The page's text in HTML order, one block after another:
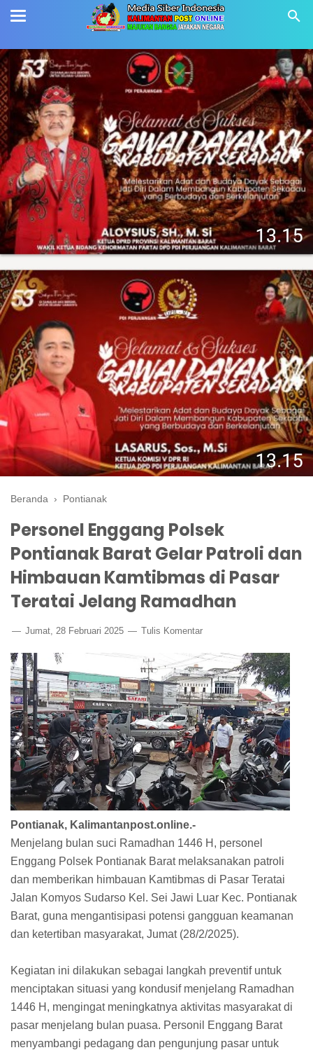
Beranda › Pontianak
Personel Enggang Polsek
Pontianak Barat Gelar Patroli dan
Himbauan Kamtibmas di Pasar
Teratai Jelang Ramadhan
Jumat, 28 Februari 2025 Tulis Komentar
Pontianak, Kalimantanpost.online.-
Menjelang bulan suci Ramadhan 1446 H, personel
Enggang Polsek Pontianak Barat melaksanakan patroli
dan memberikan himbauan Kamtibmas di Pasar Teratai
Jalan Komyos Sudarso Kel. Sei Jawi Luar Kec. Pontianak
Barat, guna mengantisipasi potensi gangguan keamanan
dan ketertiban masyarakat, Jumat (28/2/2025).
Kegiatan ini dilakukan sebagai langkah preventif untuk
menciptakan situasi yang kondusif menjelang Ramadhan
1446 H, mengingat meningkatnya aktivitas masyarakat di
pasar menjelang bulan puasa. Personil Enggang Barat
menyambangi pedagang dan pengunjung pasar untuk